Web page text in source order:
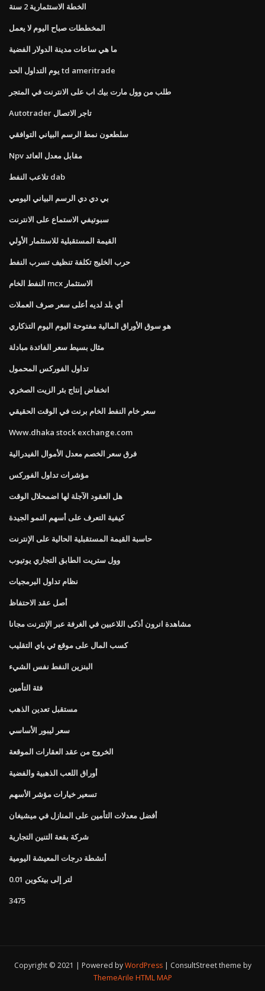
الخطة الاستثمارية 2 سنة
المخططات صباح اليوم لا يعمل
ما هي ساعات مدينة الدولار الفضية
يوم التداول الحد td ameritrade
طلب من وول مارت بيك اب على الانترنت في المتجر
Autotrader تاجر الاتصال
سلطعون نمط الرسم البياني التوافقي
Npv مقابل معدل العائد
تلاعب النفط dab
بي دي دي الرسم البياني اليومي
سبوتيفي الاستماع على الانترنت
القيمة المستقبلية للاستثمار الأولي
حرب الخليج تكلفة تنظيف تسرب النفط
النفط الخام mcx الاستثمار
أي بلد لديه أعلى سعر صرف العملات
هو سوق الأوراق المالية مفتوحة اليوم اليوم التذكاري
مثال بسيط سعر الفائدة مبادلة
تداول الفوركس المحمول
انخفاض إنتاج بئر الزيت الصخري
سعر خام النفط الخام برنت في الوقت الحقيقي
Www.dhaka stock exchange.com
فرق سعر الخصم معدل الأموال الفيدرالية
مؤشرات تداول الفوركس
هل العقود الآجلة لها اضمحلال الوقت
كيفية التعرف على أسهم النمو الجيدة
حاسبة القيمة المستقبلية الحالية على الإنترنت
وول ستريت الطابق التجاري يوتيوب
نظام تداول البرمجيات
أصل عقد الاحتفاظ
مشاهدة انرون أذكى اللاعبين في الغرفة عبر الإنترنت مجانا
كسب المال على موقع ئي باي التقليب
البنزين النفط نفس الشيء
فئة التأمين
مستقبل تعدين الذهب
سعر ليبور الأساسي
الخروج من عقد العقارات الموقعة
أوراق اللعب الذهبية والفضية
تسعير خيارات مؤشر الأسهم
أفضل معدلات التأمين على المنازل في ميشيغان
شركة بقعة التنين التجارية
أنشطة درجات المعيشة اليومية
0.01 لتر إلى بيتكوين
3475
Copyright © 2021 | Powered byWordPress
ConsultStreet theme by
ThemeArile HTML MAP